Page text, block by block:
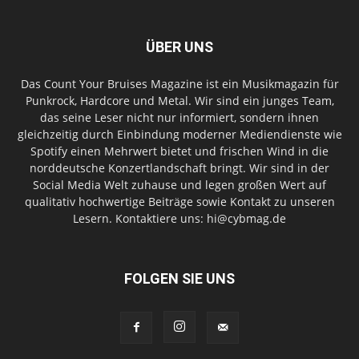
ÜBER UNS
Das Count Your Bruises Magazine ist ein Musikmagazin für
Punkrock, Hardcore und Metal. Wir sind ein junges Team,
das seine Leser nicht nur informiert, sondern ihnen
gleichzeitig durch Einbindung moderner Mediendienste wie
Spotify einen Mehrwert bietet und frischen Wind in die
norddeutsche Konzertlandschaft bringt. Wir sind in der
Social Media Welt zuhause und legen großen Wert auf
qualitativ hochwertige Beiträge sowie Kontakt zu unseren
Lesern. Kontaktiere uns: hi@cybmag.de
FOLGEN SIE UNS